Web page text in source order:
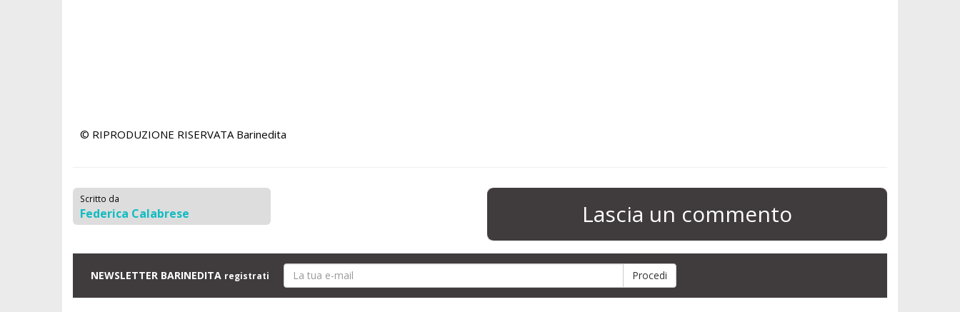
© RIPRODUZIONE RISERVATA Barinedita
Scritto da
Federica Calabrese Lascia un commento
NEWSLETTER BARINEDITA registrati